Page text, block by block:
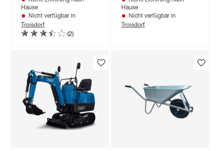
Hause
Nicht verfügbar in
Troisdorf
(2)
Hause
Nicht verfügbar in
Troisdorf